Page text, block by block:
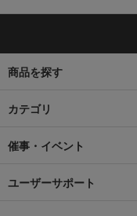
商品を探す
カテゴリ
催事・イベント
ユーザーサポート